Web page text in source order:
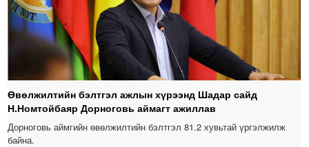
Өвөлжилтийн бэлтгэл ажлын хүрээнд Шадар сайд
Н.Номтойбаяр Дорноговь аймагт ажиллав
Дорноговь аймгийн өвөлжилтийн бэлтгэл 81.2 хувьтай үргэлжилж
байна.